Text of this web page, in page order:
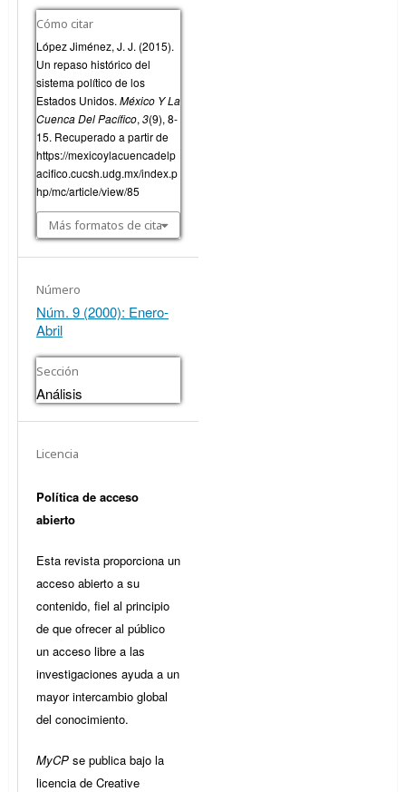
Cómo citar
López Jiménez, J. J. (2015).
Un repaso histórico del
sistema político de los
Estados Unidos. México Y La
Cuenca Del Pacífico, 3(9), 8-
15. Recuperado a partir de
https://mexicoylacuencadelp
acifico.cucsh.udg.mx/index.p
hp/mc/article/view/85
Más formatos de cita
Número
Núm. 9 (2000): Enero-
Abril
Sección
Análisis
Licencia
Política de acceso
abierto
Esta revista proporciona un
acceso abierto a su
contenido, fiel al principio
de que ofrecer al público
un acceso libre a las
investigaciones ayuda a un
mayor intercambio global
del conocimiento.
MyCP se publica bajo la
licencia de Creative